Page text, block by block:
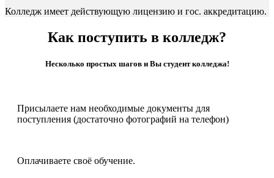
Колледж имеет действующую лицензию и гос. аккредитацию.
Как поступить в колледж?
Несколько простых шагов и Вы студент колледжа!
Присылаете нам необходимые документы для
поступления (достаточно фотографий на телефон)
Оплачиваете своё обучение.